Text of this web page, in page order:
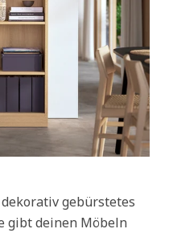
gebürstetes
gibt deinen Möbeln